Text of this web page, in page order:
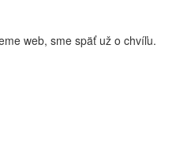
web, sme späť už o chvíľu.